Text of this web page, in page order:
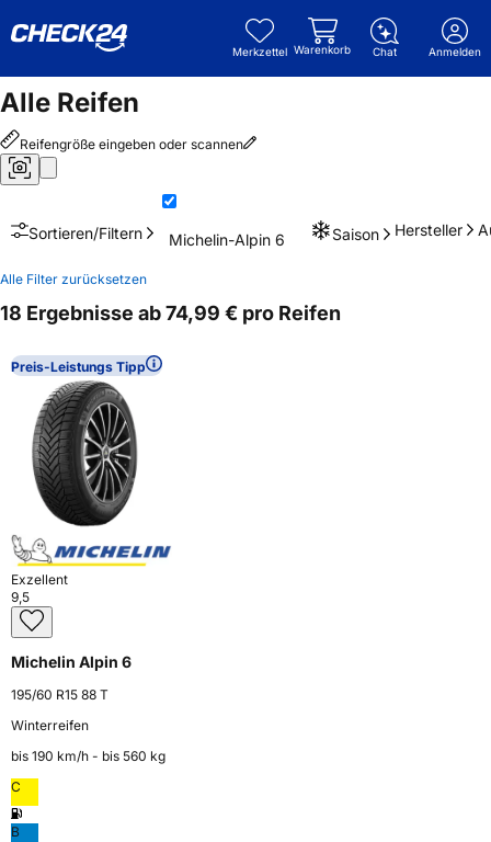
Merkzettel Warenkorb Chat Anmelden
Alle Reifen
Reifengröße eingeben oder scannen
Sortieren/Filtern Michelin-Alpin 6 Saison Hersteller
Alle Filter zurücksetzen
18 Ergebnisse ab 74,99 € pro Reifen
Preis-Leistungs Tipp
Exzellent
9,5
Michelin Alpin 6
195/60 R15 88 T
Winterreifen
bis 190 km⁠/⁠h - bis 560 kg
C
B